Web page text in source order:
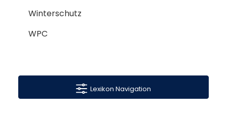
Winterschutz
WPC
Lexikon Navigation